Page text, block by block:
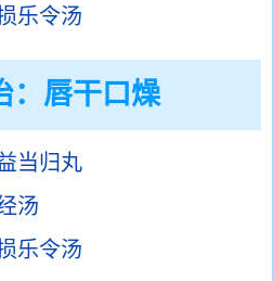
乐令汤
唇干口燥
当归丸
汤
乐令汤